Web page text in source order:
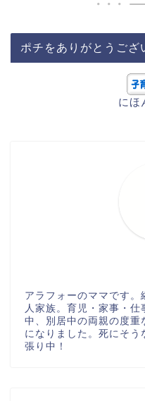
ポチをありがとうござ
にほ
アラフォーのママです
人家族。育児・家事・仕
中、別居中の両親の度重
になりました。死にそう
張り中！